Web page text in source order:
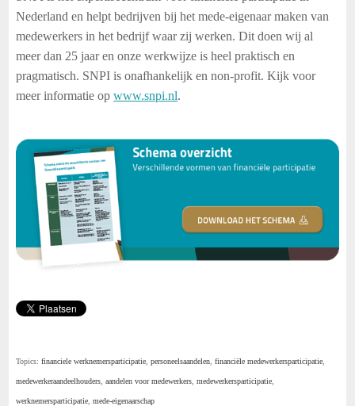
Nederland en helpt bedrijven bij het mede-eigenaar maken van
medewerkers in het bedrijf waar zij werken. Dit doen wij al
meer dan 25 jaar en onze werkwijze is heel praktisch en
pragmatisch. SNPI is onafhankelijk en non-profit. Kijk voor
meer informatie opwww.snpi.nl.
Topics:financiele werknemersparticipatie ,personeelsaandelen ,financiële medewerkersparticipatie
medewerkeraandeelhouders ,aandelen voor medewerkers ,medewerkersparticipatie
werknemersparticipatie ,mede-eigenaarschap